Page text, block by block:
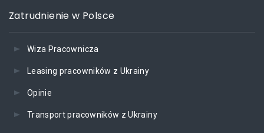
Zatrudnienie w Polsce
Wiza Pracownicza
Leasing pracowników z Ukrainy
Opinie
Transport pracowników z Ukrainy